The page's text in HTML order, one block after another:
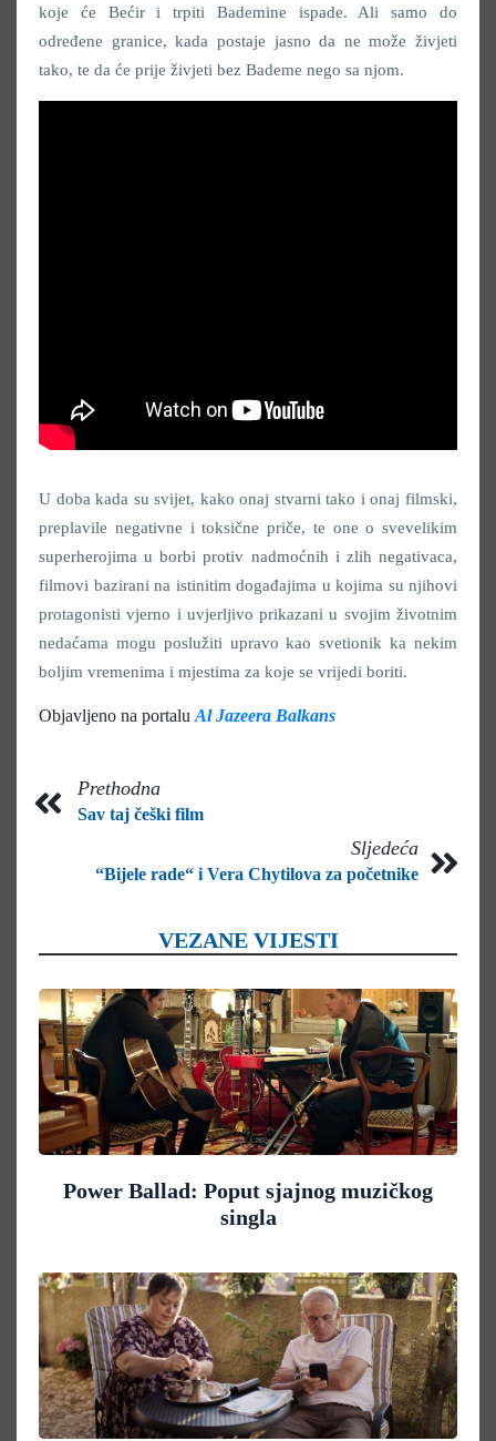
koje će Bećir i trpiti Bademine ispade. Ali samo do
određene granice, kada postaje jasno da ne može živjeti
tako, te da će prije živjeti bez Bademe nego sa njom.
U doba kada su svijet, kako onaj stvarni tako i onaj filmski,
preplavile negativne i toksične priče, te one o svevelikim
superherojima u borbi protiv nadmoćnih i zlih negativaca,
filmovi bazirani na istinitim događajima u kojima su njihovi
protagonisti vjerno i uvjerljivo prikazani u svojim životnim
nedaćama mogu poslužiti upravo kao svetionik ka nekim
boljim vremenima i mjestima za koje se vrijedi boriti.
Objavljeno na portalu Al Jazeera Balkans
Prethodna
Sav taj češki film
Sljedeća
“Bijele rade“ i Vera Chytilova za početnike
VEZANE VIJESTI
Power Ballad: Poput sjajnog muzičkog
singla